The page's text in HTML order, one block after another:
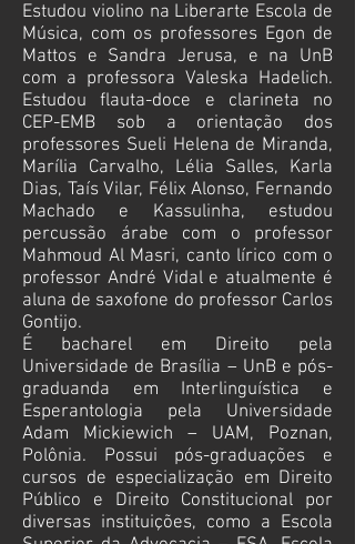
Estudou violino na Liberarte Escola de
Música, com os professores Egon de
Mattos e Sandra Jerusa, e na UnB
com a professora Valeska Hadelich.
Estudou flauta-doce e clarineta no
CEP-EMB sob a orientação dos
professores Sueli Helena de Miranda,
Marília Carvalho, Lélia Salles, Karla
Dias, Taís Vilar, Félix Alonso, Fernando
Machado e Kassulinha, estudou
percussão árabe com o professor
Mahmoud Al Masri, canto lírico com o
professor André Vidal e atualmente é
aluna de saxofone do professor Carlos
Gontijo.
É bacharel em Direito pela
Universidade de Brasília – UnB e pós-
graduanda em Interlinguística e
Esperantologia pela Universidade
Adam Mickiewich – UAM, Poznan,
Polônia. Possui pós-graduações e
cursos de especialização em Direito
Público e Direito Constitucional por
diversas instituições, como a Escola